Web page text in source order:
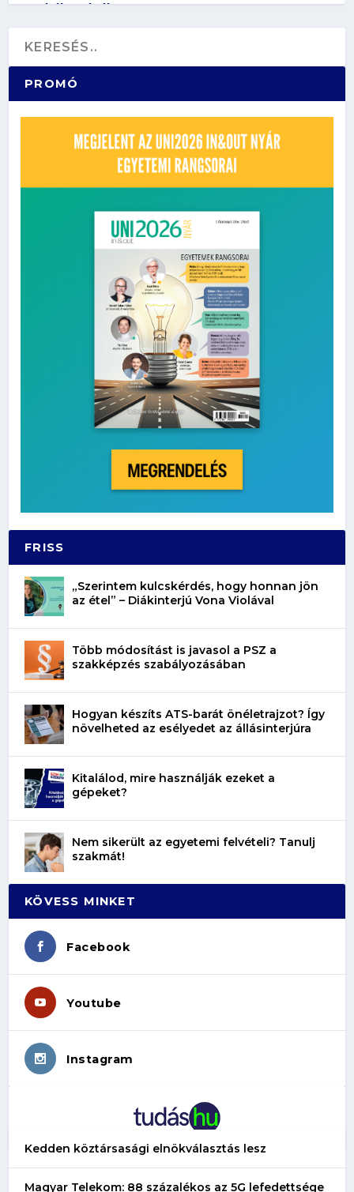
szabályozásában
PROMÓ
FRISS
„Szerintem kulcskérdés, hogy honnan jön
az étel” – Diákinterjú Vona Violával
Több módosítást is javasol a PSZ a
szakképzés szabályozásában
Hogyan készíts ATS-barát önéletrajzot? Így
növelheted az esélyedet az állásinterjúra
Kitalálod, mire használják ezeket a
gépeket?
Nem sikerült az egyetemi felvételi? Tanulj
szakmát!
KÖVESS MINKET
Facebook
Youtube
Instagram
Kedden köztársasági elnökválasztás lesz
Magyar Telekom: 88 százalékos az 5G lefedettsége